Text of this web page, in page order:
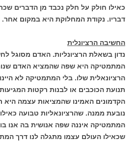
כאילו חולק על חלק נכבד מן הדברים
דבריו. נקודת המחלוקת היא במקום אחר.
החשיבה הרציונלית
נדון בשאלת הרציונליות. האדם מסוגל
המתמטיקה היא שפה שהמציא האדם
הרציונאלית שלו. בלי המתמטיקה לא
תנועת הכוכבים או לבנות רקטות המגיעות
הקדמונים האמינו שהמציאות עצמה היא
נובעת ממנה. שהרציונאליות טבועה
המתמטיקה איננה שפה אנושית בה אנו
שכאילו העולם עצמו מתגלה לנו דרך